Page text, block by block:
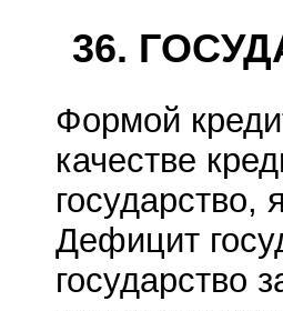
36.
Формой
качестве
государство,
Дефицит
государство